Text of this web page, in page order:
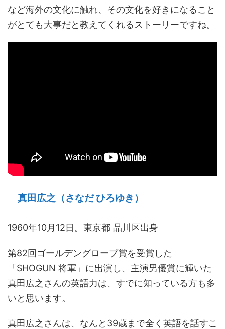
など海外の文化に触れ、その文化を好きになること
がとても大事だと教えてくれるストーリーですね。
真田広之（さなだ ひろゆき）
1960年10月12日。東京都 品川区出身
第82回ゴールデングローブ賞を受賞した
「SHOGUN 将軍」に出演し、主演男優賞に輝いた
真田広之さんの英語力は、すでに知っている方も多
いと思います。
真田広之さんは、なんと39歳まで全く英語を話すこ